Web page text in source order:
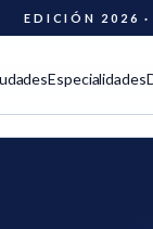
EDICIÓN 2026
Especialidades